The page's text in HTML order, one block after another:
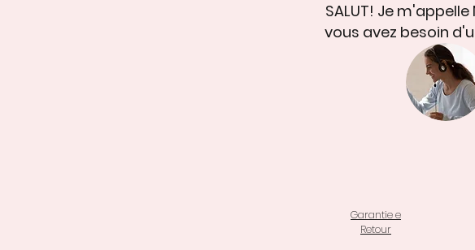
SALUT! Je
vous avez besoin
Garantie e
Retour